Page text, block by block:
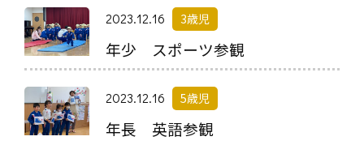
2023.12.16 3歳児
年少 スポーツ参観
2023.12.16 5歳児
年長 英語参観